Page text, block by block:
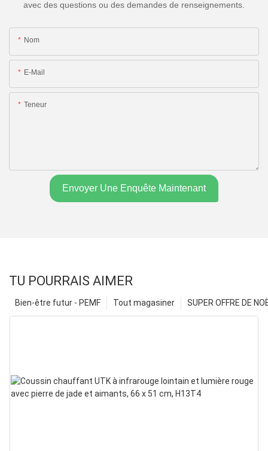
avec des questions ou des demandes de renseignements.
Nom
E-Mail
Teneur
Envoyer Une Enquête Maintenant
TU POURRAIS AIMER
SUPER OFFRE DE
Tout magasiner
Bien-être futur - PEMF